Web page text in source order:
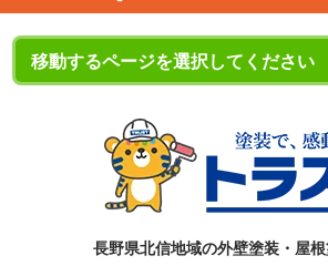
長野県北信地域の外壁塗装・屋